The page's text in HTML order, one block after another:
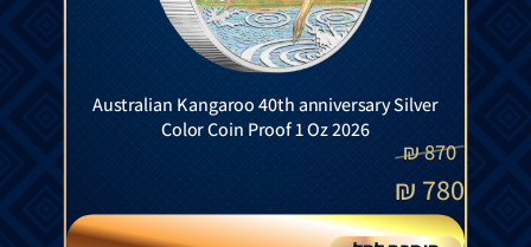
Australian Kangaroo 40th anniversary Silver
Color Coin Proof 1 Oz 2026
870
₪
780
₪